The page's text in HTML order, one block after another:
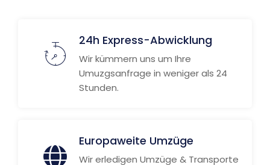
24h Express-Abwicklung
Wir kümmern uns um Ihre
Umuzgsanfrage in weniger als 24
Stunden.
Europaweite Umzüge
Wir erledigen Umzüge & Transporte